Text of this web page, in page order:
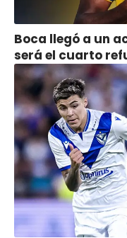
Boca llegó a un
será el cuarto